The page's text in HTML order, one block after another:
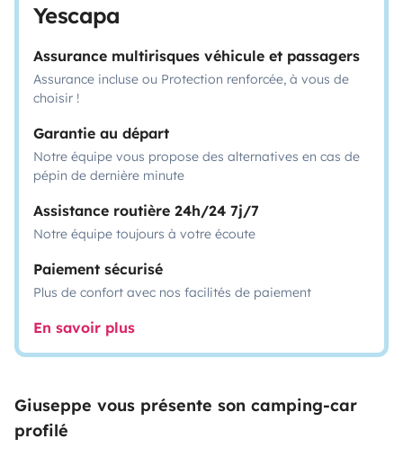
Yescapa
Assurance multirisques véhicule et passagers
Assurance incluse ou Protection renforcée, à vous de
choisir !
Garantie au départ
Notre équipe vous propose des alternatives en cas de
pépin de dernière minute
Assistance routière 24h/24 7j/7
Notre équipe toujours à votre écoute
Paiement sécurisé
Plus de confort avec nos facilités de paiement
En savoir plus
Giuseppe vous présente son camping-car
profilé